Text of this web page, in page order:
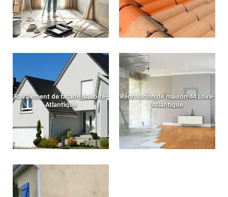
Ravalement de façade 44 Loire-
Atlantique
Rénovation de maison 44 Loire-
Atlantique